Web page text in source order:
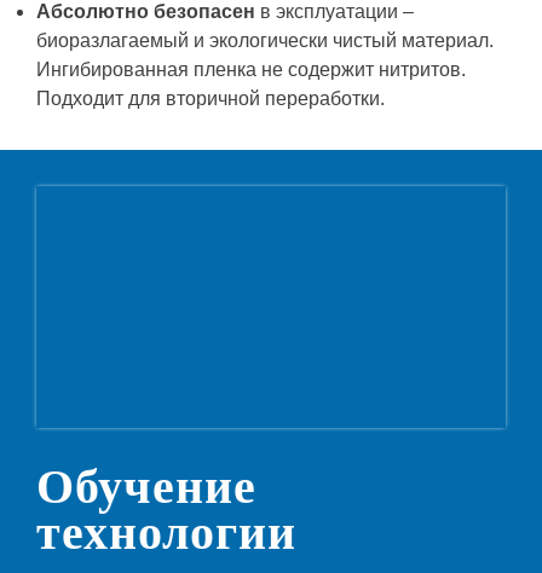
Абсолютно безопасен в эксплуатации –
биоразлагаемый и экологически чистый материал.
Ингибированная пленка не содержит нитритов.
Подходит для вторичной переработки.
Обучение
технологии